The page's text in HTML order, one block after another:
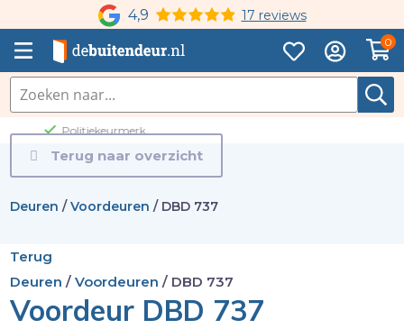
4,9 17 reviews
0
100% zekerheidsgarantie
Terug naar overzicht
Deuren /Voordeuren / DBD 737
Terug
Deuren / Voordeuren / DBD 737
Voordeur DBD 737